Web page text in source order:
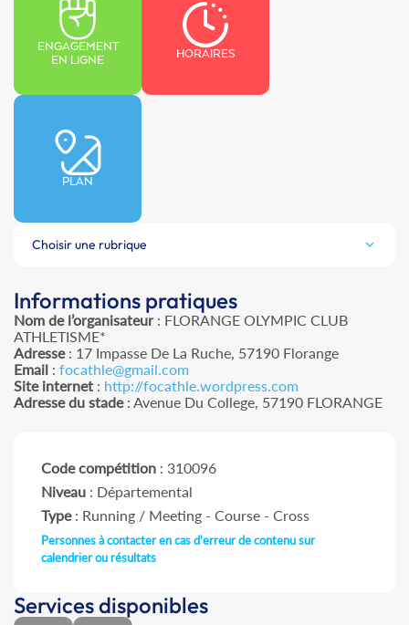
ENGAGEMENT
EN LIGNE
HORAIRES
PLAN
Choisir une rubrique
Informations pratiques
Nom de l’organisateur: FLORANGE OLYMPIC CLUB
ATHLETISME*
Adresse: 17 Impasse De La Ruche, 57190 Florange
Email : focathle@gmail.com
Site internet : http://focathle.wordpress.com
Adresse du stade: Avenue Du College, 57190 FLORANGE
Code compétition : 310096
Niveau : Départemental
Type: Running / Meeting - Course - Cross
Personnes à contacter en cas d'erreur de contenu sur
calendrier ou résultats
Services disponibles